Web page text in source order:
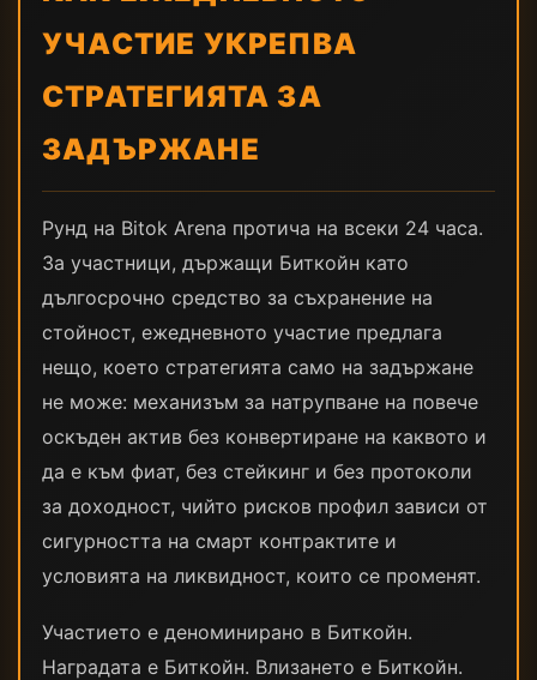
УЧАСТИЕ УКРЕПВА
СТРАТЕГИЯТА ЗА
ЗАДЪРЖАНЕ
Рунд на Bitok Arena протича на всеки 24 часа.
За участници, държащи Биткойн като
дългосрочно средство за съхранение на
стойност, ежедневното участие предлага
нещо, което стратегията само на задържане
не може: механизъм за натрупване на повече
оскъден актив без конвертиране на каквото и
да е към фиат, без стейкинг и без протоколи
за доходност, чийто рисков профил зависи от
сигурността на смарт контрактите и
условията на ликвидност, които се променят.
Участието е деноминирано в Биткойн.
Наградата е Биткойн. Влизането е Биткойн.